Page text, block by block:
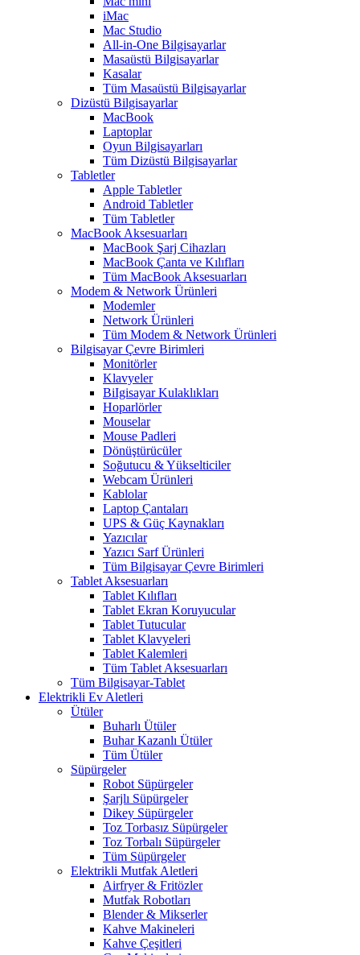
iMac
Mac Studio
All-in-One Bilgisayarlar
Masaüstü Bilgisayarlar
Kasalar
Tüm Masaüstü Bilgisayarlar
Dizüstü Bilgisayarlar
MacBook
Laptoplar
Oyun Bilgisayarları
Tüm Dizüstü Bilgisayarlar
Tabletler
Apple Tabletler
Android Tabletler
Tüm Tabletler
MacBook Aksesuarları
MacBook Şarj Cihazları
MacBook Çanta ve Kılıfları
Tüm MacBook Aksesuarları
Modem & Network Ürünleri
Modemler
Network Ürünleri
Tüm Modem & Network Ürünleri
Bilgisayar Çevre Birimleri
Monitörler
Klavyeler
BiIgisayar Kulaklıkları
Hoparlörler
Mouselar
Mouse Padleri
Dönüştürücüler
Soğutucu & Yükselticiler
Webcam Ürünleri
Kablolar
Laptop Çantaları
UPS & Güç Kaynakları
Yazıcılar
Yazıcı Sarf Ürünleri
Tüm Bilgisayar Çevre Birimleri
Tablet Aksesuarları
Tablet Kılıfları
Tablet Ekran Koruyucular
Tablet Tutucular
Tablet Klavyeleri
Tablet Kalemleri
Tüm Tablet Aksesuarları
Tüm Bilgisayar-Tablet
Elektrikli Ev Aletleri
Ütüler
Buharlı Ütüler
Buhar Kazanlı Ütüler
Tüm Ütüler
Süpürgeler
Robot Süpürgeler
Şarjlı Süpürgeler
Dikey Süpürgeler
Toz Torbasız Süpürgeler
Toz Torbalı Süpürgeler
Tüm Süpürgeler
Elektrikli Mutfak Aletleri
Airfryer & Fritözler
Mutfak Robotları
Blender & Mikserler
Kahve Makineleri
Kahve Çeşitleri